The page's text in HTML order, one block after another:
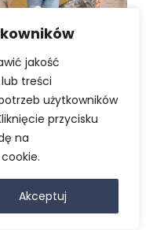
jakość
treści
użytkowników
przycisku
na
Akceptuj